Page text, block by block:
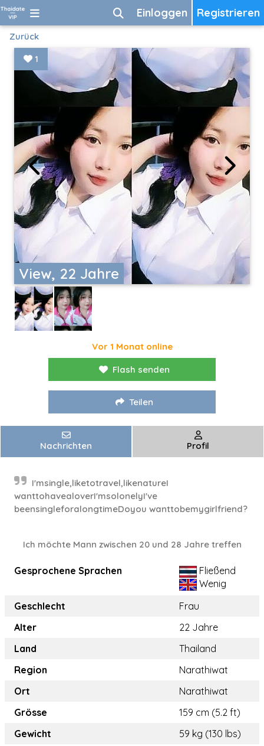
Registrieren
Einloggen
Zurück
View, 22 Jahre
1
Vor 1 Monat online
Flash senden
Teilen
Nachrichten Profil
I'msingle,liketotravel,likenatureI
wanttohavealoverI'msolonelyI've
beensingleforalongtimeDoyou wanttobemygirlfriend?
Ich möchte Mann zwischen 20 und 28 Jahre treffen
Gesprochene Sprachen
Fließend
Wenig
Geschlecht
Frau
Alter
22 Jahre
Land
Thailand
Region
Narathiwat
Ort
Narathiwat
Grösse
159 cm (5.2 ft)
Gewicht
59 kg (130 lbs)